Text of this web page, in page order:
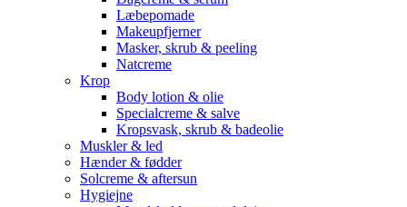
Læbepomade
Makeupfjerner
Masker, skrub & peeling
Natcreme
Krop
Body lotion & olie
Specialcreme & salve
Kropsvask, skrub & badeolie
Muskler & led
Hænder & fødder
Solcreme & aftersun
Hygiejne